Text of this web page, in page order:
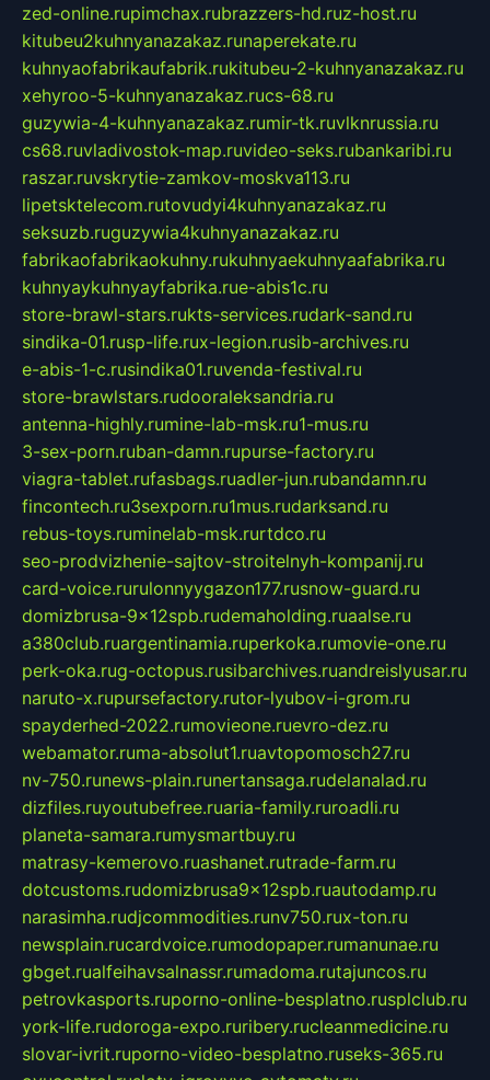
zed-online.rupimchax.rubrazzers-hd.ruz-host.ru
kitubeu2kuhnyanazakaz.runaperekate.ru
kuhnyaofabrikaufabrik.rukitubeu-2-kuhnyanazakaz.ru
xehyroo-5-kuhnyanazakaz.rucs-68.ru
guzywia-4-kuhnyanazakaz.rumir-tk.ruvlknrussia.ru
cs68.ruvladivostok-map.ruvideo-seks.rubankaribi.ru
raszar.ruvskrytie-zamkov-moskva113.ru
lipetsktelecom.rutovudyi4kuhnyanazakaz.ru
seksuzb.ruguzywia4kuhnyanazakaz.ru
fabrikaofabrikaokuhny.rukuhnyaekuhnyaafabrika.ru
kuhnyaykuhnyayfabrika.rue-abis1c.ru
store-brawl-stars.rukts-services.rudark-sand.ru
sindika-01.rusp-life.rux-legion.rusib-archives.ru
e-abis-1-c.rusindika01.ruvenda-festival.ru
store-brawlstars.rudooraleksandria.ru
antenna-highly.rumine-lab-msk.ru1-mus.ru
3-sex-porn.ruban-damn.rupurse-factory.ru
viagra-tablet.rufasbags.ruadler-jun.rubandamn.ru
fincontech.ru3sexporn.ru1mus.rudarksand.ru
rebus-toys.ruminelab-msk.rurtdco.ru
seo-prodvizhenie-sajtov-stroitelnyh-kompanij.ru
card-voice.rurulonnyygazon177.rusnow-guard.ru
domizbrusa-9x12spb.rudemaholding.ruaalse.ru
a380club.ruargentinamia.ruperkoka.rumovie-one.ru
perk-oka.rug-octopus.rusibarchives.ruandreislyusar.ru
naruto-x.rupursefactory.rutor-lyubov-i-grom.ru
spayderhed-2022.rumovieone.ruevro-dez.ru
webamator.ruma-absolut1.ruavtopomosch27.ru
nv-750.runews-plain.runertansaga.rudelanalad.ru
dizfiles.ruyoutubefree.ruaria-family.ruroadli.ru
planeta-samara.rumysmartbuy.ru
matrasy-kemerovo.ruashanet.rutrade-farm.ru
dotcustoms.rudomizbrusa9x12spb.ruautodamp.ru
narasimha.rudjcommodities.runv750.rux-ton.ru
newsplain.rucardvoice.rumodopaper.rumanunae.ru
gbget.rualfeihavsalnassr.rumadoma.rutajuncos.ru
petrovkasports.ruporno-online-besplatno.rusplclub.ru
york-life.rudoroga-expo.ruribery.rucleanmedicine.ru
slovar-ivrit.ruporno-video-besplatno.ruseks-365.ru